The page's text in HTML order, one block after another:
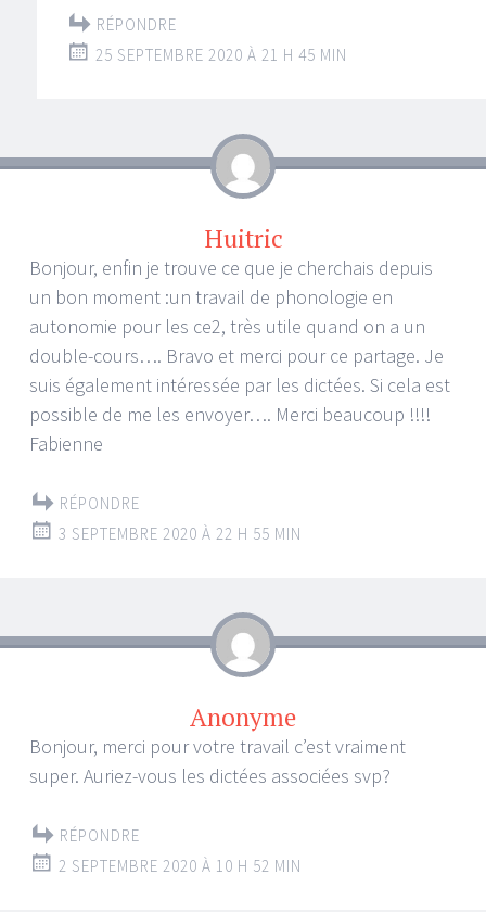
RÉPONDRE
25 SEPTEMBRE 2020 À 21 H 45 MIN
Huitric
Bonjour, enfin je trouve ce que je cherchais depuis
un bon moment :un travail de phonologie en
autonomie pour les ce2, très utile quand on a un
double-cours…. Bravo et merci pour ce partage. Je
suis également intéressée par les dictées. Si cela est
possible de me les envoyer…. Merci beaucoup !!!!
Fabienne
RÉPONDRE
3 SEPTEMBRE 2020 À 22 H 55 MIN
Anonyme
Bonjour, merci pour votre travail c’est vraiment
super. Auriez-vous les dictées associées svp?
RÉPONDRE
2 SEPTEMBRE 2020 À 10 H 52 MIN